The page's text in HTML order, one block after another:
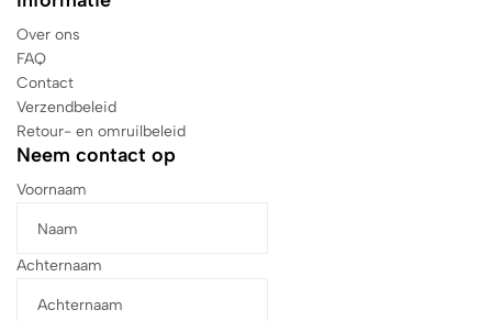
Over ons
FAQ
Contact
Verzendbeleid
Retour- en omruilbeleid
Neem contact op
Voornaam
Achternaam